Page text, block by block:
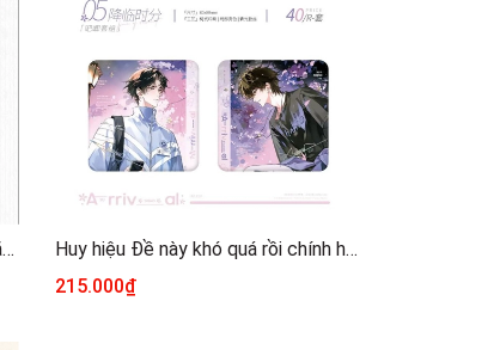
Huy hiệu lời muốn nói trói chẳng đặng chính hãng Mẫu 8
Huy hiệu Đề này khó quá rồi chính hãng Mẫu 4
215.000₫